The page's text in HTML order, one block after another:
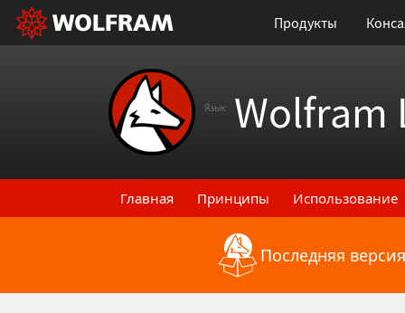
Продукты
Язык Wolfram
Главная Принципы Использование
Назад к последнимПоследняя